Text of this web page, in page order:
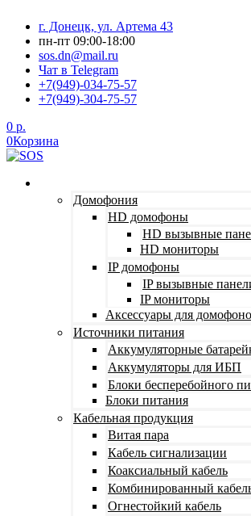
содержимому
г. Донецк, ул. Артема 43
пн-пт 09:00-18:00
sos.dn@mail.ru
Чат в Telegram
+7(949)-034-75-57
+7(949)-304-75-57
0 р.
0Корзина
Домофония
HD домофоны
HD вызывные
HD мониторы
IP домофоны
IP вызывные
IP мониторы
Аксессуары для
Источники питания
Аккумуляторные
Аккумуляторы для ИБП
Блоки бесперебойного
Блоки питания
Кабельная продукция
Витая пара
Кабель сигнализации
Коаксиальный кабель
Комбинированный
Огнестойкий кабель